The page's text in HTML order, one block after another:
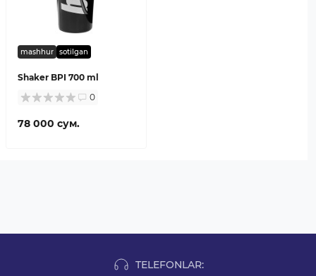
mashhur sotilgan
Shaker BPI 700 ml
0
78 000 сум.
TELEFONLAR: